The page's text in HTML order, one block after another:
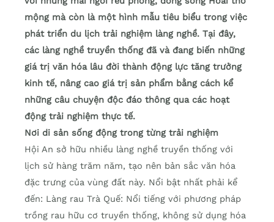
mộng mà còn là một hình mẫu tiêu biểu trong việc
phát triển du lịch trải nghiệm làng nghề. Tại đây,
các làng nghề truyền thống đã và đang biến những
giá trị văn hóa lâu đời thành động lực tăng trưởng
kinh tế, nâng cao giá trị sản phẩm bằng cách kể
những câu chuyện độc đáo thông qua các hoạt
động trải nghiệm thực tế.
Nơi di sản sống động trong từng trải nghiệm
Hội An sở hữu nhiều làng nghề truyền thống với
lịch sử hàng trăm năm, tạo nên bản sắc văn hóa
đặc trưng của vùng đất này. Nổi bật nhất phải kể
đến: Làng rau Trà Quế: Nổi tiếng với phương pháp
trồng rau hữu cơ truyền thống, không sử dụng hóa